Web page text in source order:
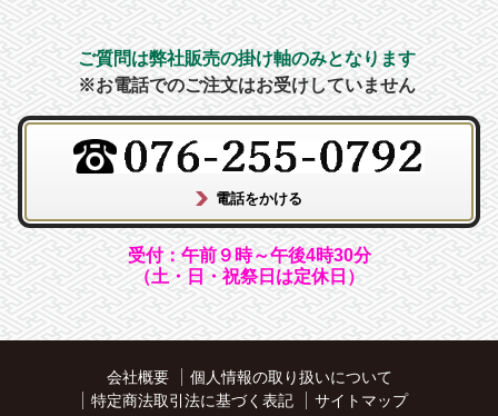
ご質問は弊社販売の掛け軸のみとなります
※お電話でのご注文はお受けしていません
受付：午前９時～午後4時30分
（土・日・祝祭日は定休日）
会社概要
個人情報の取り扱いについて
特定商法取引法に基づく表記
サイトマップ